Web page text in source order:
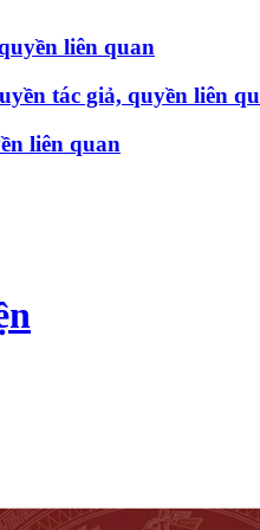
liên quan
tác giả, quyền liên
liên quan